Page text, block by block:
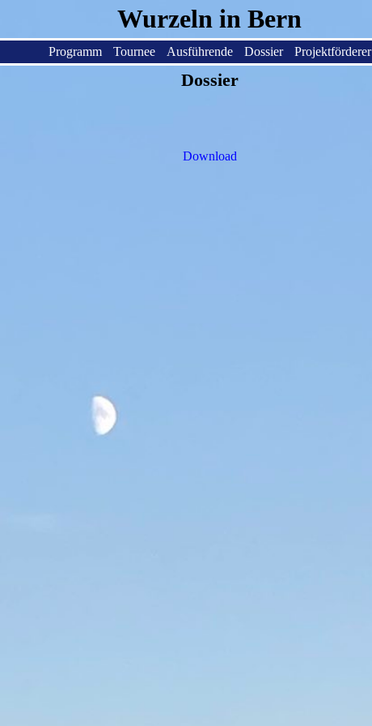
Wurzeln in Bern
Programm Tournee Ausführende Dossier Projektförderer
Dossier
Download